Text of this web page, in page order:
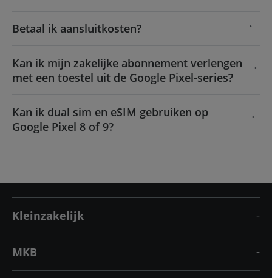
Betaal ik aansluitkosten?
Kan ik mijn zakelijke abonnement verlengen
met een toestel uit de Google Pixel-series?
Kan ik dual sim en eSIM gebruiken op
Google Pixel 8 of 9?
Kleinzakelijk
MKB